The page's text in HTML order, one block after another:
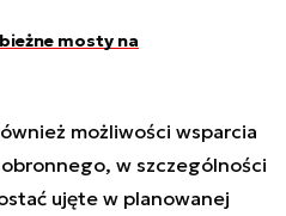
mosty na
możliwości wsparcia
w szczególności
ujęte w planowanej